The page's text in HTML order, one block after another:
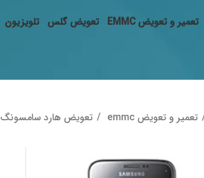
تعمیر و تعویض EMMC تعویض گلس تلویزیون
تعمیر و تعویض emmc تعویض هارد سامسونگ